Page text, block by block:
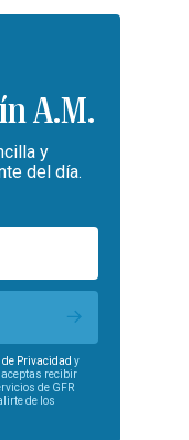
A.M.
y
del día.
de Privacidad y
aceptas recibir
de GFR
de los